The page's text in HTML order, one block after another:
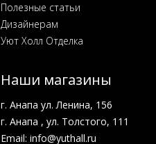
Полезные статьи
Дизайнерам
Уют Холл Отделка
Наши магазины
г. Анапа ул. Ленина, 156
г. Анапа , ул. Толстого, 111
Email: info@yuthall.ru